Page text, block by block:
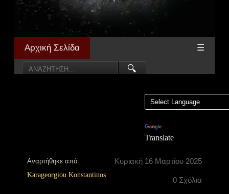
Αρχική Σελίδα ☰
🔍
Translate
Κυριακή 16 Μαρτίου 2025
0 Σχόλια
Αναρτήθηκε από
Karageorgiou Konstantinos